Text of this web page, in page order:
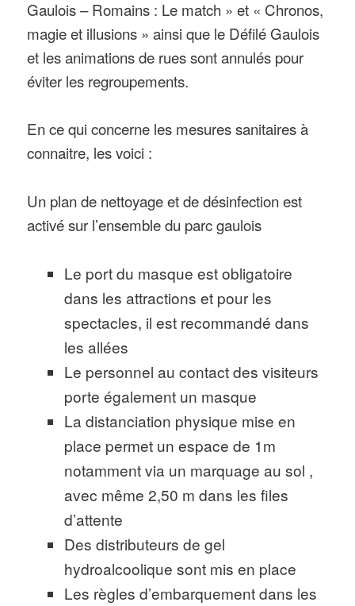
Gaulois – Romains : Le match » et « Chronos,
magie et illusions » ainsi que le Défilé Gaulois
et les animations de rues sont annulés pour
éviter les regroupements.
En ce qui concerne les mesures sanitaires à
connaitre, les voici :
Un plan de nettoyage et de désinfection est
activé sur l’ensemble du parc gaulois
Le port du masque est obligatoire
dans les attractions et pour les
spectacles, il est recommandé dans
les allées
Le personnel au contact des visiteurs
porte également un masque
La distanciation physique mise en
place permet un espace de 1m
notamment via un marquage au sol ,
avec même 2,50 m dans les files
d’attente
Des distributeurs de gel
hydroalcoolique sont mis en place
Les règles d’embarquement dans les